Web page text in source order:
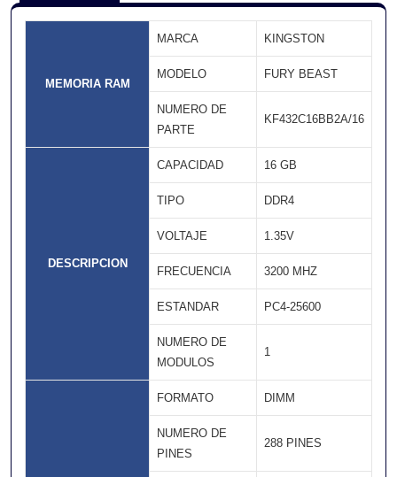
MEMORIA RAM
MARCA KINGSTON
MODELO FURY BEAST
NUMERO DE
PARTE
KF432C16BB2A/16
DESCRIPCION
CAPACIDAD 16 GB
TIPO DDR4
VOLTAJE 1.35V
FRECUENCIA 3200 MHZ
ESTANDAR PC4-25600
NUMERO DE
MODULOS
1
FORMATO DIMM
NUMERO DE
PINES
288 PINES